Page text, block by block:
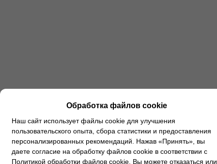
Обработка файлов cookie
Наш сайт использует файлы cookie для улучшения
пользовательского опыта, сбора статистики и предоставления
персонализированных рекомендаций. Нажав «Принять», вы
даете согласие на обработку файлов cookie в соответствии с
Политикой обработки файлов cookie . Вы можете отказаться или